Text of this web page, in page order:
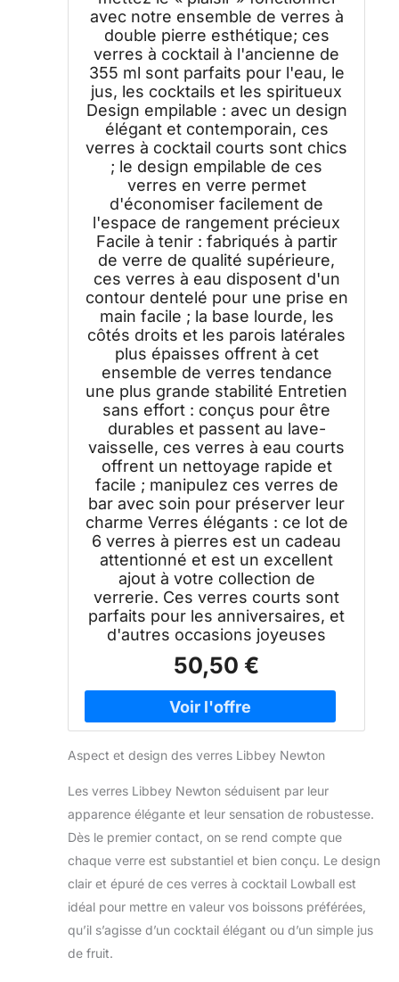
vacances
avec notre ensemble de verres à
double pierre esthétique; ces
verres à cocktail à l'ancienne de
355 ml sont parfaits pour l'eau, le
jus, les cocktails et les spiritueux
Design empilable : avec un design
élégant et contemporain, ces
verres à cocktail courts sont chics
; le design empilable de ces
verres en verre permet
d'économiser facilement de
l'espace de rangement précieux
Facile à tenir : fabriqués à partir
de verre de qualité supérieure,
ces verres à eau disposent d'un
contour dentelé pour une prise en
main facile ; la base lourde, les
côtés droits et les parois latérales
plus épaisses offrent à cet
ensemble de verres tendance
une plus grande stabilité Entretien
sans effort : conçus pour être
durables et passent au lave-
vaisselle, ces verres à eau courts
offrent un nettoyage rapide et
facile ; manipulez ces verres de
bar avec soin pour préserver leur
charme Verres élégants : ce lot de
6 verres à pierres est un cadeau
attentionné et est un excellent
ajout à votre collection de
verrerie. Ces verres courts sont
parfaits pour les anniversaires, et
d'autres occasions joyeuses
50,50 €
Aspect et design des verres Libbey Newton
Les verres Libbey Newton séduisent par leur
apparence élégante et leur sensation de robustesse.
Dès le premier contact, on se rend compte que
chaque verre est substantiel et bien conçu. Le design
clair et épuré de ces verres à cocktail Lowball est
idéal pour mettre en valeur vos boissons préférées,
qu’il s’agisse d’un cocktail élégant ou d’un simple jus
de fruit.